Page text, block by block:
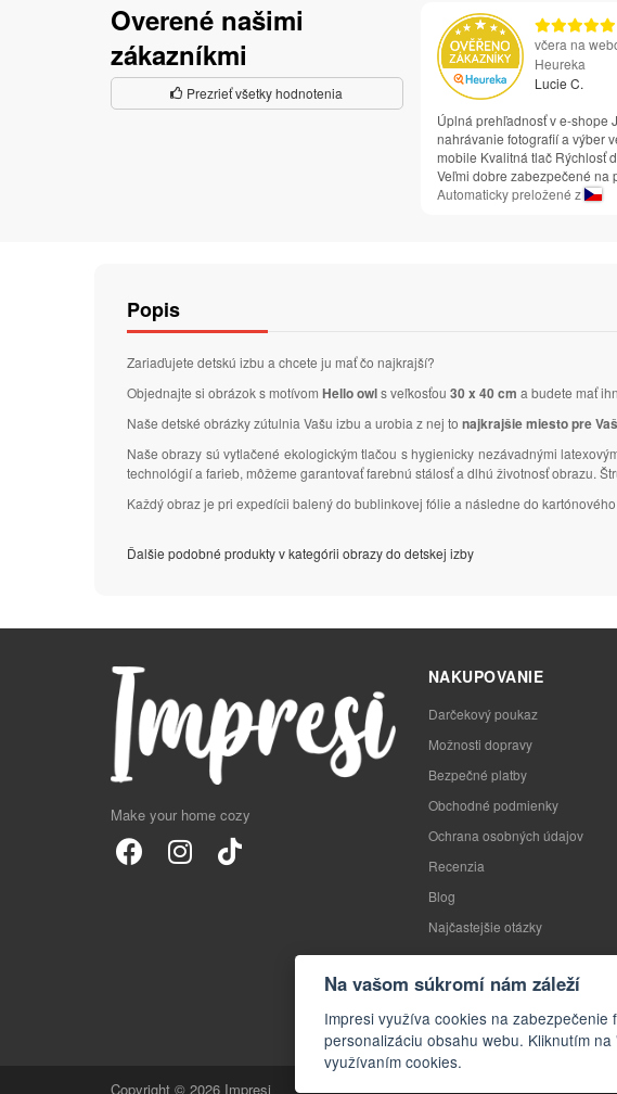
Overené našimi
zákazníkmi
Prezrieť všetky hodnotenia
včera na
Heureka
Lucie C.
Úplná prehľadnosť v e-shope
nahrávanie fotografií a výber
mobile Kvalitná tlač Rýchlosť
Veľmi dobre zabezpečené na
Automaticky preložené z
Popis
Zariaďujete detskú izbu a chcete ju mať čo najkrajší?
Objednajte si obrázok s motívom Hello owls veľkosťou 30 x 40 cm a budete mať
Naše detské obrázky zútulnia Vašu izbu a urobia z nej to najkrajšie miesto pre
Naše obrazy sú vytlačené ekologickým tlačou s hygienicky nezávadnými
technológií a farieb, môžeme garantovať farebnú stálosť a dlhú životnosť obrazu.
Každý obraz je pri expedícii balený do bublinkovej fólie a následne do
Ďalšie podobné produkty v kategórii obrazy do detskej izby
Make your home cozy
NAKUPOVANIE
Darčekový poukaz
Možnosti dopravy
Bezpečné platby
Obchodné podmienky
Ochrana osobných údajov
Recenzia
Blog
Najčastejšie otázky
Copyright © 2026 Impresi
Na vašom súkromí nám záleží
Impresi využíva cookies na zabezpečenie
personalizáciu obsahu webu. Kliknutím
využívaním cookies.